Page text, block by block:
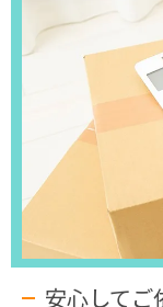
安心してご